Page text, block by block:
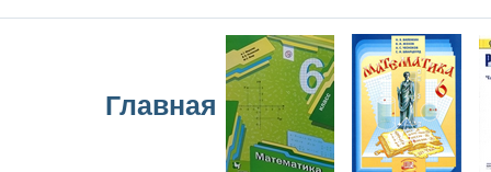
Главная